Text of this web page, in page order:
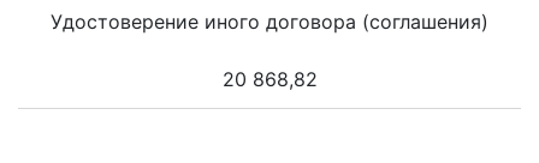
Удостоверение иного договора (соглашения)
20 868,82